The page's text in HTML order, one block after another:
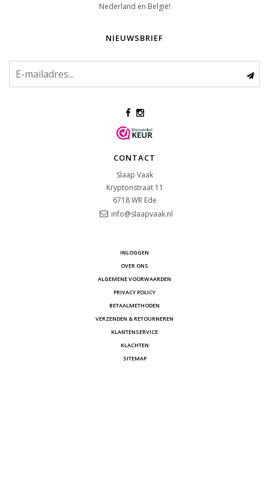
Nederland en België!
NIEUWSBRIEF
CONTACT
Slaap Vaak
Kryptonstraat 11
6718 WR Ede
info@slaapvaak.nl
INLOGGEN
OVER ONS
ALGEMENE VOORWAARDEN
PRIVACY POLICY
BETAALMETHODEN
VERZENDEN & RETOURNEREN
KLANTENSERVICE
KLACHTEN
SITEMAP